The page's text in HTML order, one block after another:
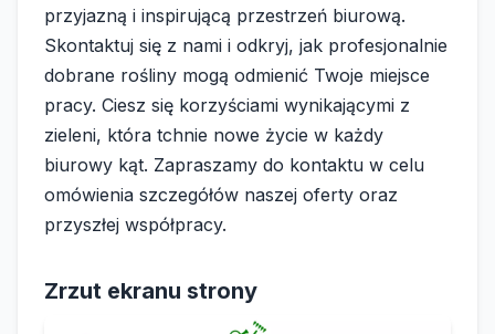
przyjazną i inspirującą przestrzeń biurową.
Skontaktuj się z nami i odkryj, jak profesjonalnie
dobrane rośliny mogą odmienić Twoje miejsce
pracy. Ciesz się korzyściami wynikającymi z
zieleni, która tchnie nowe życie w każdy
biurowy kąt. Zapraszamy do kontaktu w celu
omówienia szczegółów naszej oferty oraz
przyszłej współpracy.
Zrzut ekranu strony